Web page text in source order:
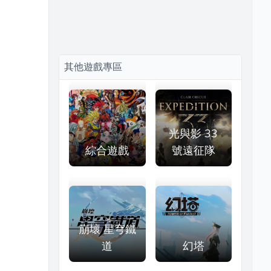
其他遊戲專區
綜合遊戲
光與影 33
號遠征隊
崩壞 星穹鐵
道
幻塔